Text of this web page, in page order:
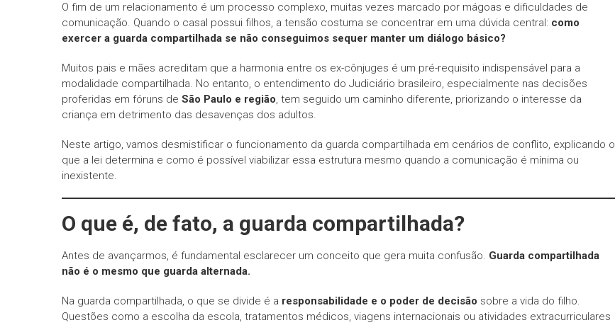
O fim de um relacionamento é um processo complexo, muitas vezes marcado por mágoas e dificuldades de
comunicação. Quando o casal possui filhos, a tensão costuma se concentrar em uma dúvida central: como
exercer a guarda compartilhada se não conseguimos sequer manter um diálogo básico?
Muitos pais e mães acreditam que a harmonia entre os ex-cônjuges é um pré-requisito indispensável para a
modalidade compartilhada. No entanto, o entendimento do Judiciário brasileiro, especialmente nas decisões
proferidas em fóruns de São Paulo e região, tem seguido um caminho diferente, priorizando o interesse da
criança em detrimento das desavenças dos adultos.
Neste artigo, vamos desmistificar o funcionamento da guarda compartilhada em cenários de conflito, explicando o
que a lei determina e como é possível viabilizar essa estrutura mesmo quando a comunicação é mínima ou
inexistente.
O que é, de fato, a guarda compartilhada?
Antes de avançarmos, é fundamental esclarecer um conceito que gera muita confusão. Guarda compartilhada
não é o mesmo que guarda alternada.
Na guarda compartilhada, o que se divide é a responsabilidade e o poder de decisão sobre a vida do filho.
Questões como a escolha da escola, tratamentos médicos, viagens internacionais ou atividades extracurriculares